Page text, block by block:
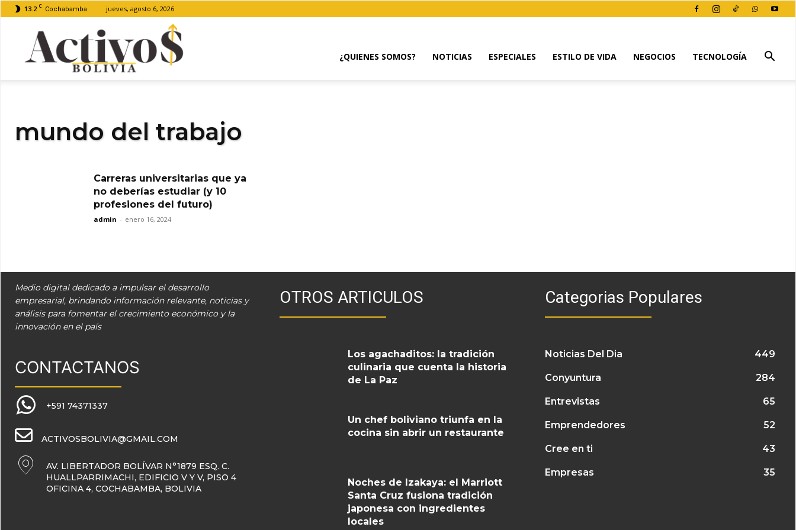
13.2 C Cochabamba jueves, agosto 6, 2026
¿QUIENES SOMOS? NOTICIAS ESPECIALES ESTILO DE VIDA NEGOCIOS TECNOLOGÍA
mundo del trabajo
Carreras universitarias que ya
no deberías estudiar (y 10
profesiones del futuro)
admin - enero 16, 2024
Medio digital dedicado a impulsar el desarrollo
empresarial, brindando información relevante, noticias y
análisis para fomentar el crecimiento económico y la
innovación en el país
CONTACTANOS
+591 74371337
ACTIVOSBOLIVIA@GMAIL.COM
AV. LIBERTADOR BOLÍVAR N°1879 ESQ. C.
HUALLPARRIMACHI, EDIFICIO V Y V, PISO 4
OFICINA 4, COCHABAMBA, BOLIVIA
OTROS ARTICULOS
Los agachaditos: la tradición
culinaria que cuenta la historia
de La Paz
Un chef boliviano triunfa en la
cocina sin abrir un restaurante
Noches de Izakaya: el Marriott
Santa Cruz fusiona tradición
japonesa con ingredientes
locales
Categorias Populares
Noticias Del Dia 449
Conyuntura 284
Entrevistas 65
Emprendedores 52
Cree en ti 43
Empresas 35